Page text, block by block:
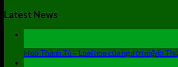
Latest News
Hoa Thanh Tú – Loài hoa của người mệnh